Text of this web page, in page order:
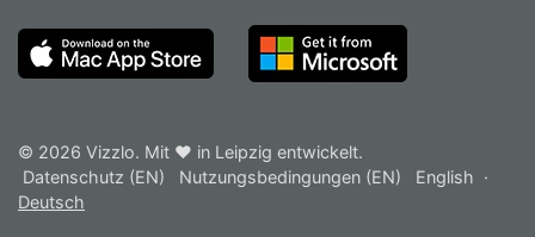
© 2026 Vizzlo. Mit ❤ in Leipzig entwickelt.
Datenschutz (EN)
Nutzungsbedingungen (EN) English ·
Deutsch